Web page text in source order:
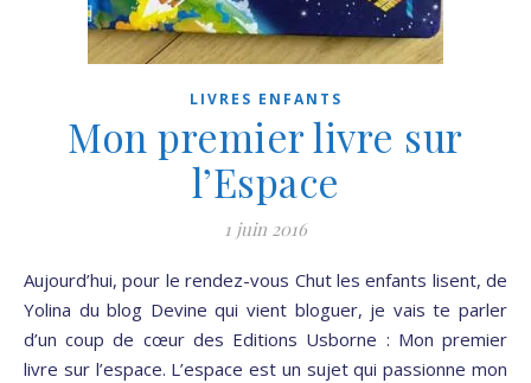
LIVRES ENFANTS
Mon premier livre sur
l’Espace
1 juin 2016
Aujourd’hui, pour le rendez-vous Chut les enfants lisent, de
Yolina du blog Devine qui vient bloguer, je vais te parler
d’un coup de cœur des Editions Usborne : Mon premier
livre sur l’espace. L’espace est un sujet qui passionne mon